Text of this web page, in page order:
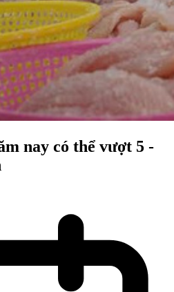
nay có thể vượt 5 -